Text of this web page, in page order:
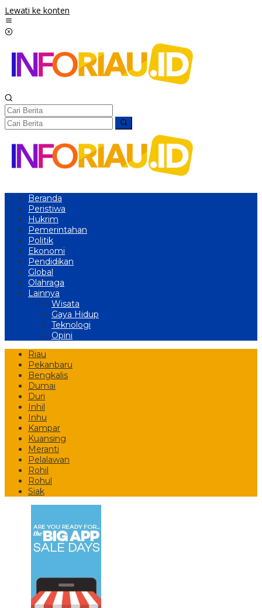
Lewati ke konten
Beranda
Peristiwa
Hukrim
Pemerintahan
Politik
Ekonomi
Pendidikan
Global
Olahraga
Lainnya
Wisata
Gaya Hidup
Teknologi
Opini
Riau
Pekanbaru
Bengkalis
Dumai
Duri
Inhil
Inhu
Kampar
Kuansing
Meranti
Pelalawan
Rohil
Rohul
Siak